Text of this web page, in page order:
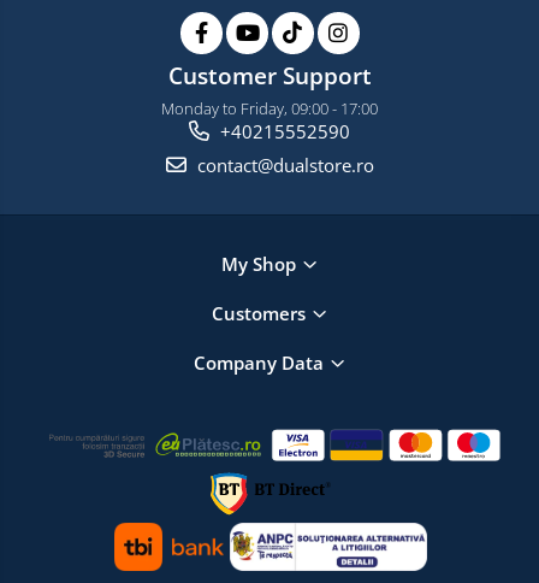
Customer Support
Monday to Friday, 09:00 - 17:00
+40215552590
contact@dualstore.ro
My Shop
Customers
Company Data